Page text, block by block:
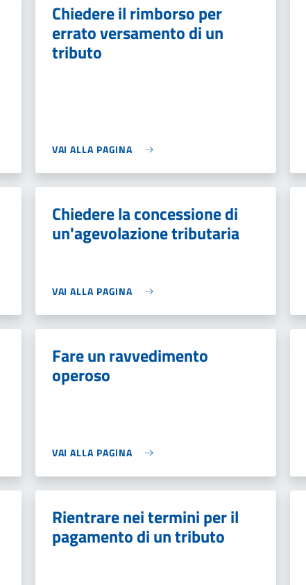
Chiedere il rimborso per
errato versamento di un
tributo
VAI ALLA PAGINA
Chiedere la concessione di
un'agevolazione tributaria
VAI ALLA PAGINA
Fare un ravvedimento
operoso
VAI ALLA PAGINA
Rientrare nei termini per il
pagamento di un tributo